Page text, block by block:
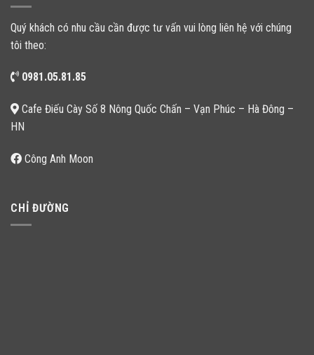
Quý khách có nhu cầu cần được tư vấn vui lòng liên hệ với chúng
tôi theo:
0981.05.81.85
Cafe Điếu Cày Số 8 Nông Quốc Chấn – Vạn Phúc – Hà Đông –
HN
Công Anh Moon
CHỈ ĐƯỜNG